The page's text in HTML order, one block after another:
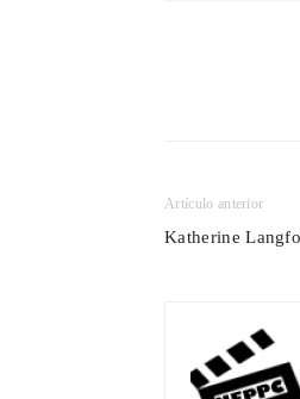
Artículo anterior
Katherine